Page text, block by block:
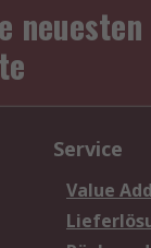
neuesten
Service
Value